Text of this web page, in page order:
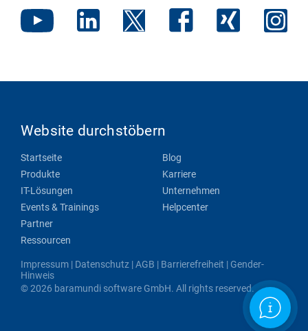
Website durchstöbern
Startseite
Produkte
IT-Lösungen
Events & Trainings
Partner
Ressourcen
Blog
Karriere
Unternehmen
Helpcenter
Impressum | Datenschutz |AGB | Barrierefreiheit | Gender-
Hinweis
© 2026 baramundi software GmbH. All rights reserved.